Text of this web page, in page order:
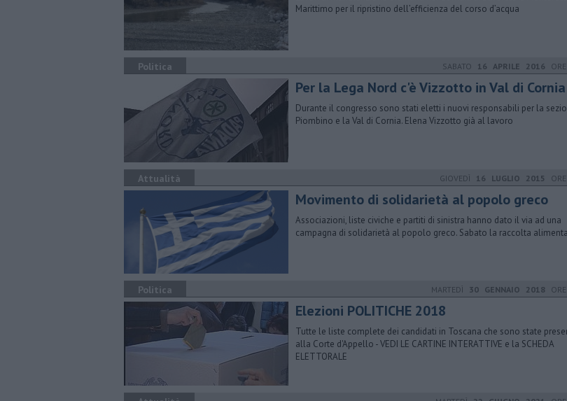
Marittimo per il ripristino dell’efficienza del corso d’acqua
Politica SABATO 16 APRILE 2016
Per la Lega Nord c'è Vizzotto in Val di Cornia
Durante il congresso sono stati eletti i nuovi responsabili per la
Piombino e la Val di Cornia. Elena Vizzotto già al lavoro
Attualità GIOVEDÌ 16 LUGLIO 2015
Movimento di solidarietà al popolo greco
Associazioni, liste civiche e partiti di sinistra hanno dato il via ad una
campagna di solidarietà al popolo greco. Sabato la raccolta
Politica MARTEDÌ 30 GENNAIO 2018
Elezioni POLITICHE 2018
Tutte le liste complete dei candidati in Toscana che sono state
alla Corte d'Appello - VEDI LE CARTINE INTERATTIVE e la SCHEDA
ELETTORALE